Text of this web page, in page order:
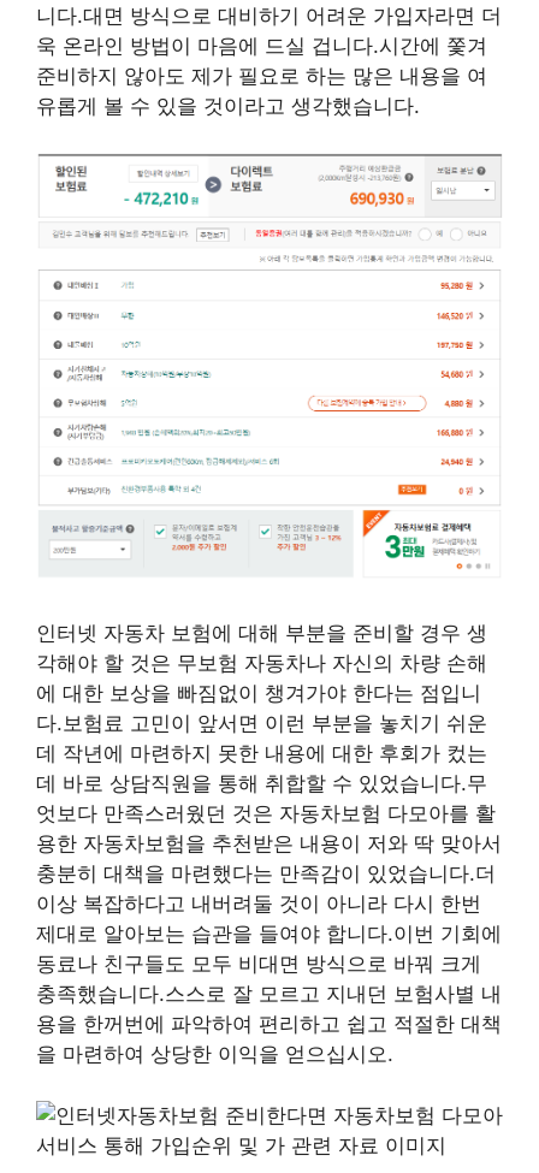
니다.대면 방식으로 대비하기 어려운 가입자라면 더
욱 온라인 방법이 마음에 드실 겁니다.시간에 쫓겨
준비하지 않아도 제가 필요로 하는 많은 내용을 여
유롭게 볼 수 있을 것이라고 생각했습니다.
인터넷 자동차 보험에 대해 부분을 준비할 경우 생
각해야 할 것은 무보험 자동차나 자신의 차량 손해
에 대한 보상을 빠짐없이 챙겨가야 한다는 점입니
다.보험료 고민이 앞서면 이런 부분을 놓치기 쉬운
데 작년에 마련하지 못한 내용에 대한 후회가 컸는
데 바로 상담직원을 통해 취합할 수 있었습니다.무
엇보다 만족스러웠던 것은 자동차보험 다모아를 활
용한 자동차보험을 추천받은 내용이 저와 딱 맞아서
충분히 대책을 마련했다는 만족감이 있었습니다.더
이상 복잡하다고 내버려둘 것이 아니라 다시 한번
제대로 알아보는 습관을 들여야 합니다.이번 기회에
동료나 친구들도 모두 비대면 방식으로 바꿔 크게
충족했습니다.스스로 잘 모르고 지내던 보험사별 내
용을 한꺼번에 파악하여 편리하고 쉽고 적절한 대책
을 마련하여 상당한 이익을 얻으십시오.